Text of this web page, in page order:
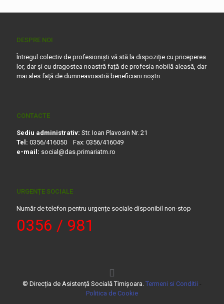
DESPRE NOI
Întregul colectiv de profesioniști vă stă la dispoziție cu priceperea
lor, dar și cu dragostea noastră față de profesia nobilă aleasă, dar
mai ales față de dumneavoastră beneficiarii noștri.
CONTACTE
Sediu administrativ: Str. Ioan Plavosin Nr. 21
Tel: 0356/416050 Fax: 0356/416049
e-mail: social@das.primariatm.ro
URGENȚE SOCIALE
Număr de telefon pentru urgențe sociale disponibil non-stop
0356 / 981
© Direcția de Asistență Socială Timișoara. Termeni si Conditii -
Politica de Cookie